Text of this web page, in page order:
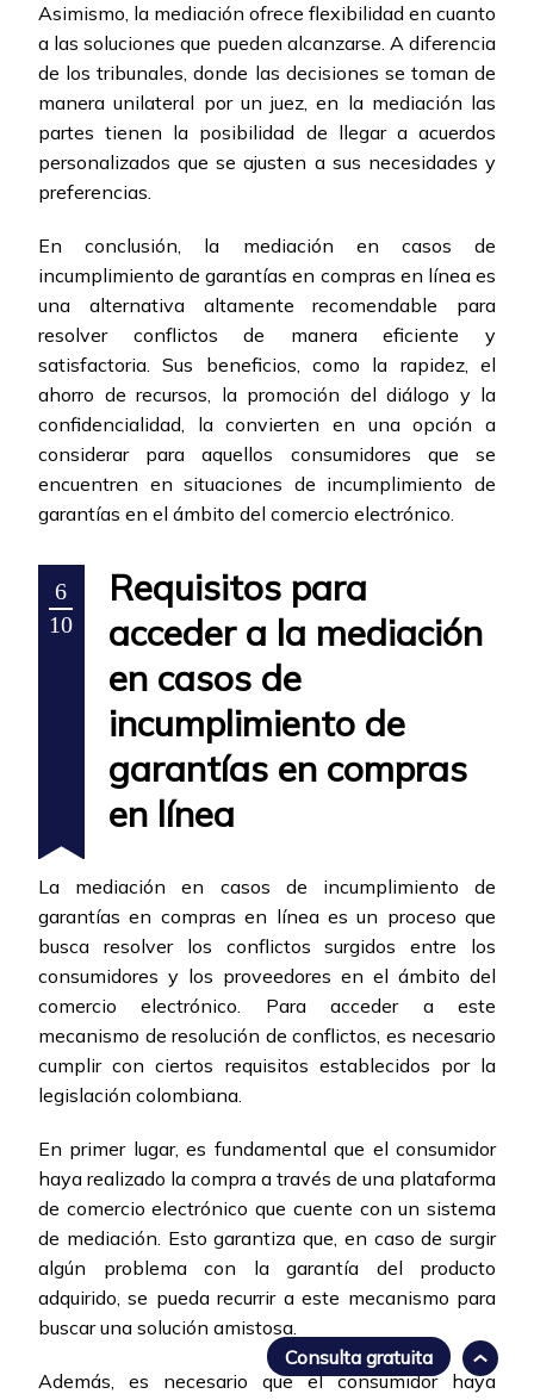
Asimismo, la mediación ofrece flexibilidad en cuanto
a las soluciones que pueden alcanzarse. A diferencia
de los tribunales, donde las decisiones se toman de
manera unilateral por un juez, en la mediación las
partes tienen la posibilidad de llegar a acuerdos
personalizados que se ajusten a sus necesidades y
preferencias.
En conclusión, la mediación en casos de
incumplimiento de garantías en compras en línea es
una alternativa altamente recomendable para
resolver conflictos de manera eficiente y
satisfactoria. Sus beneficios, como la rapidez, el
ahorro de recursos, la promoción del diálogo y la
confidencialidad, la convierten en una opción a
considerar para aquellos consumidores que se
encuentren en situaciones de incumplimiento de
garantías en el ámbito del comercio electrónico.
6
10
Requisitos para
acceder a la mediación
en casos de
incumplimiento de
garantías en compras
en línea
La mediación en casos de incumplimiento de
garantías en compras en línea es un proceso que
busca resolver los conflictos surgidos entre los
consumidores y los proveedores en el ámbito del
comercio electrónico. Para acceder a este
mecanismo de resolución de conflictos, es necesario
cumplir con ciertos requisitos establecidos por la
legislación colombiana.
En primer lugar, es fundamental que el consumidor
haya realizado la compra a través de una plataforma
de comercio electrónico que cuente con un sistema
de mediación. Esto garantiza que, en caso de surgir
algún problema con la garantía del producto
adquirido, se pueda recurrir a este mecanismo para
buscar una solución amistosa.
Además, es necesario que el consumidor haya
Consulta gratuita